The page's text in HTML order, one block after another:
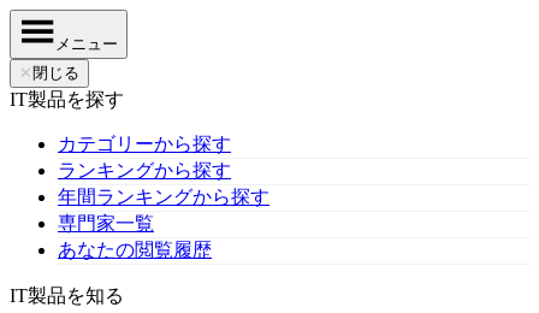
メニュー
✕ 閉じる
IT製品を探す
カテゴリーから探す
ランキングから探す
年間ランキングから探す
専門家一覧
あなたの閲覧履歴
IT製品を知る